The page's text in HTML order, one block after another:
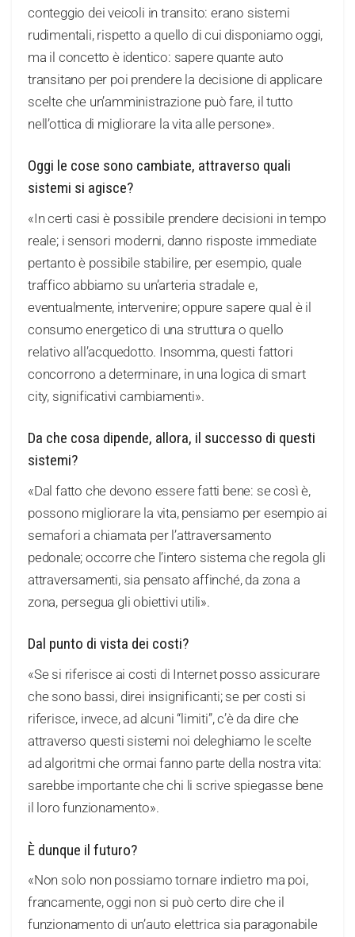
conteggio dei veicoli in transito: erano sistemi
rudimentali, rispetto a quello di cui disponiamo oggi,
ma il concetto è identico: sapere quante auto
transitano per poi prendere la decisione di applicare
scelte che un’amministrazione può fare, il tutto
nell’ottica di migliorare la vita alle persone».
Oggi le cose sono cambiate, attraverso quali
sistemi si agisce?
«In certi casi è possibile prendere decisioni in tempo
reale; i sensori moderni, danno risposte immediate
pertanto è possibile stabilire, per esempio, quale
traffico abbiamo su un’arteria stradale e,
eventualmente, intervenire; oppure sapere qual è il
consumo energetico di una struttura o quello
relativo all’acquedotto. Insomma, questi fattori
concorrono a determinare, in una logica di smart
city, significativi cambiamenti».
Da che cosa dipende, allora, il successo di questi
sistemi?
«Dal fatto che devono essere fatti bene: se così è,
possono migliorare la vita, pensiamo per esempio ai
semafori a chiamata per l’attraversamento
pedonale; occorre che l’intero sistema che regola gli
attraversamenti, sia pensato affinché, da zona a
zona, persegua gli obiettivi utili».
Dal punto di vista dei costi?
«Se si riferisce ai costi di Internet posso assicurare
che sono bassi, direi insignificanti; se per costi si
riferisce, invece, ad alcuni “limiti”, c’è da dire che
attraverso questi sistemi noi deleghiamo le scelte
ad algoritmi che ormai fanno parte della nostra vita:
sarebbe importante che chi li scrive spiegasse bene
il loro funzionamento».
È dunque il futuro?
«Non solo non possiamo tornare indietro ma poi,
francamente, oggi non si può certo dire che il
funzionamento di un’auto elettrica sia paragonabile